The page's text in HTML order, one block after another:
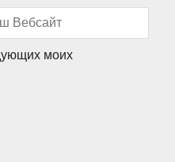
моих